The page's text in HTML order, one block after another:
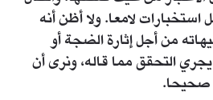
لامعا. ولا أظن أنه
من أجل إثارة الضجة أو
التحقق مما قاله، ونرى أن
صحيحا.